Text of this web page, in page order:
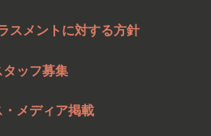
スメントに対する方針
タッフ募集
・メディア掲載